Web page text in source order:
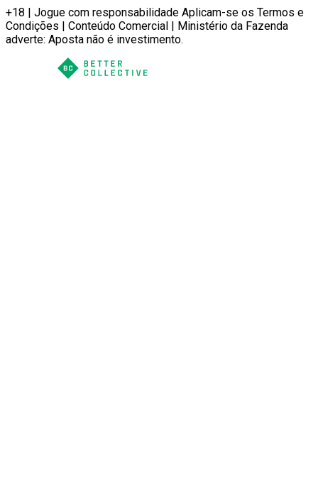
+18 | Jogue com responsabilidade Aplicam-se os Termos e
Condições | Conteúdo Comercial | Ministério da Fazenda
adverte: Aposta não é investimento.